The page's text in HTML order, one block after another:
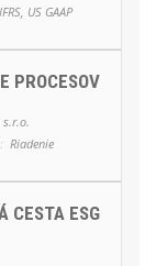
US GAAP
PROCESOV
s.r.o.
Riadenie
CESTA ESG